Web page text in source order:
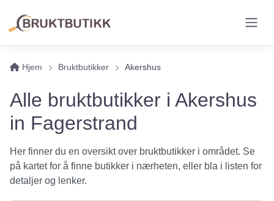
Hjem Bruktbutikker Akershus
Alle bruktbutikker i Akershus
in Fagerstrand
Her finner du en oversikt over bruktbutikker i området. Se
på kartet for å finne butikker i nærheten, eller bla i listen for
detaljer og lenker.